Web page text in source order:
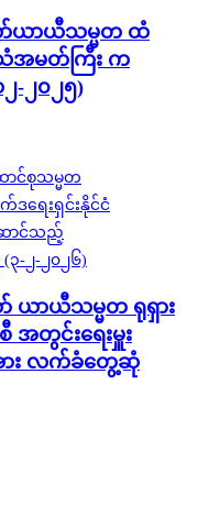
ာ်ယာယီသမ္မတ ထံ
သံအမတ်ကြီး က
-၂၀၂၅)
ယာယီသမ္မတ ရုရှား
အတွင်းရေးမှူး
း လက်ခံတွေ့ဆုံ